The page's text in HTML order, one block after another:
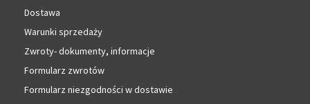
Dostawa
Warunki sprzedaży
Zwroty- dokumenty, informacje
Formularz zwrotów
Formularz niezgodności w dostawie